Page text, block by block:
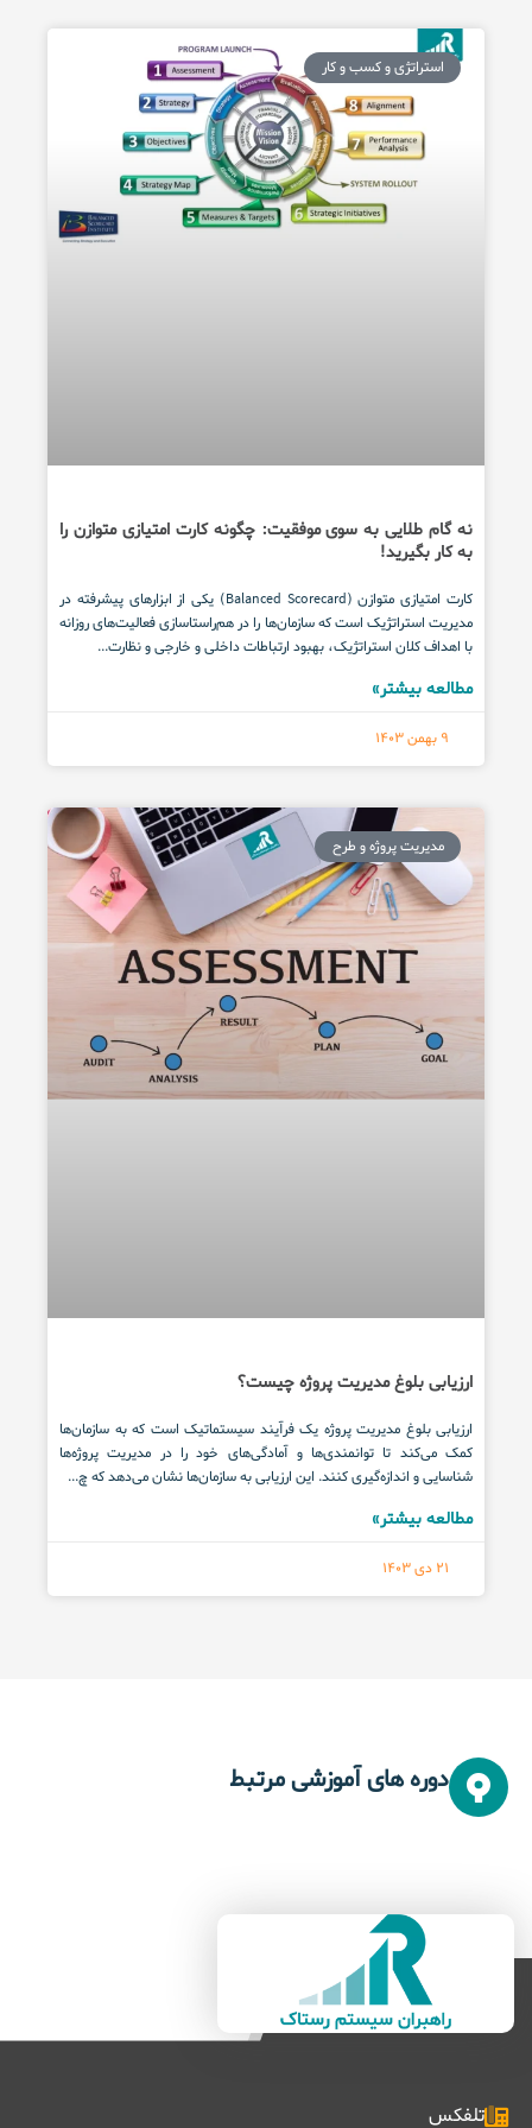
استراتژی و کسب و کار
نه گام طلایی به سوی موفقیت: چگونه کارت امتیازی متوازن را
به کار بگیرید!
کارت امتیازی متوازن (Balanced Scorecard) یکی از ابزارهای پیشرفته در
مدیریت استراتژیک است که سازمان‌ها را در هم‌راستاسازی فعالیت‌های روزانه
با اهداف کلان استراتژیک، بهبود ارتباطات داخلی و خارجی و نظارت...
مطالعه بیشتر»
9 بهمن 1403
مدیریت پروژه و طرح
ارزیابی بلوغ مدیریت پروژه چیست؟
ارزیابی بلوغ مدیریت پروژه یک فرآیند سیستماتیک است که به سازمان‌ها
کمک می‌کند تا توانمندی‌ها و آمادگی‌های خود را در مدیریت پروژه‌ها
شناسایی و اندازه‌گیری کنند. این ارزیابی به سازمان‌ها نشان می‌دهد که چ...
مطالعه بیشتر»
21 دی 1403
دوره های آموزشی مرتبط
تلفکس